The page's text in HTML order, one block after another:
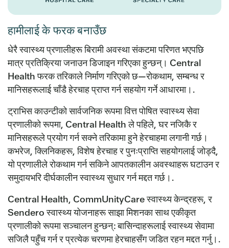
हामीलाई के फरक बनाउँछ
धेरै स्वास्थ्य प्रणालीहरू बिरामी अवस्था संकटमा परिणत भएपछि
मात्र प्रतिक्रिया जनाउन डिजाइन गरिएका हुन्छन्। Central
Health फरक तरिकाले निर्माण गरिएको छ—रोकथाम, सम्बन्ध र
मानिसहरूलाई चाँडै हेरचाह प्राप्त गर्न सहयोग गर्ने आधारमा।.
ट्राभिस काउन्टीको सार्वजनिक रूपमा वित्त पोषित स्वास्थ्य सेवा
प्रणालीको रूपमा, Central Health ले पहिले, घर नजिकै र
मानिसहरूले प्रयोग गर्न सक्ने तरिकामा हुने हेरचाहमा लगानी गर्छ।
कभरेज, क्लिनिकहरू, विशेष हेरचाह र पुनःप्राप्ति सहयोगलाई जोड्दै,
यो प्रणालीले रोकथाम गर्न सकिने आपतकालीन अवस्थाहरू घटाउन र
समुदायभरि दीर्घकालीन स्वास्थ्य सुधार गर्न मद्दत गर्छ।.
Central Health, CommUnityCare स्वास्थ्य केन्द्रहरू, र
Sendero स्वास्थ्य योजनाहरू साझा मिशनका साथ एकीकृत
प्रणालीको रूपमा सञ्चालन हुन्छन्: बासिन्दाहरूलाई स्वास्थ्य सेवामा
सजिलै पहुँच गर्न र प्रत्येक चरणमा हेरचाहसँग जडित रहन मद्दत गर्नु।.